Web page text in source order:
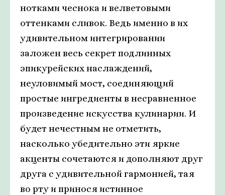
нотками чеснока и велветовыми
оттенками сливок. Ведь именно в их
удивительном интегрировании
заложен весь секрет подлинных
эпикурейских наслаждений,
неуловимый мост, соединяющий
простые ингредиенты в несравненное
произведение искусства кулинарии. И
будет нечестным не отметить,
насколько убедительно эти яркие
акценты сочетаются и дополняют друг
друга с удивительной гармонией, тая
во рту и принося истинное